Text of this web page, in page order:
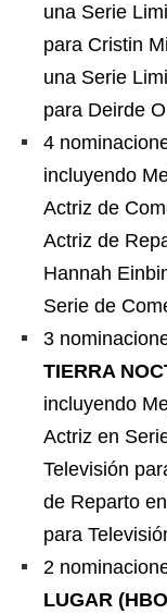
una Serie
para Cristin
una Serie
para Deirde
4
incluyendo
Actriz de
Actriz de
Hannah
Serie de
3
TIERRA
incluyendo
Actriz en
Televisión
de Reparto
para
2
LUGAR